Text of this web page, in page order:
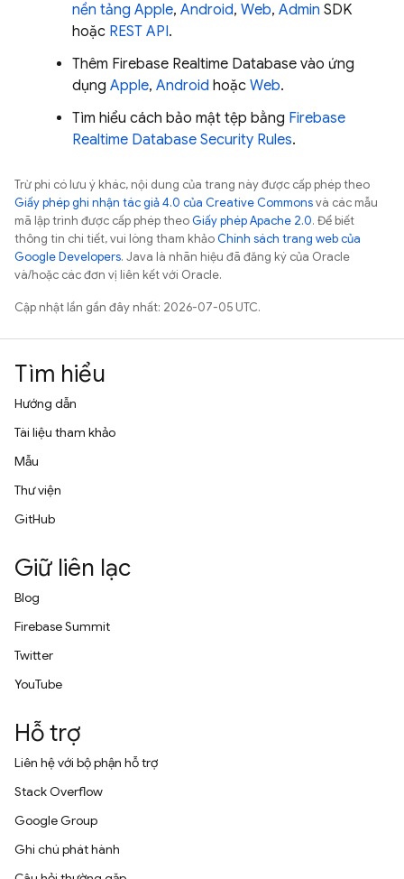
nền tảng Apple, Android, Web, Admin SDK
hoặc REST API.
Thêm Firebase Realtime Database vào ứng
dụng Apple, Android hoặc Web.
Tìm hiểu cách bảo mật tệp bằng Firebase
Realtime Database Security Rules.
Trừ phi có lưu ý khác, nội dung của trang này được cấp phép theo
Giấy phép ghi nhận tác giả 4.0 của Creative Commonsvà các mẫu
mã lập trình được cấp phép theoGiấy phép Apache 2.0. Để biết
thông tin chi tiết, vui lòng tham khảoChính sách trang web của
Google Developers. Java là nhãn hiệu đã đăng ký của Oracle
và/hoặc các đơn vị liên kết với Oracle.
Cập nhật lần gần đây nhất: 2026-07-05 UTC.
Tìm hiểu
Hướng dẫn
Tài liệu tham khảo
Mẫu
Thư viện
GitHub
Giữ liên lạc
Blog
Firebase Summit
Twitter
YouTube
Hỗ trợ
Liên hệ với bộ phận hỗ trợ
Stack Overflow
Google Group
Ghi chú phát hành